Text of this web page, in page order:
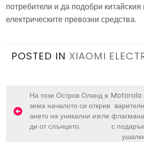
потребители и да подобри
електрическите превозни средства.
POSTED IN XIAOMI
o
На този Остров Оланд в
зема началото си открив
ането на уникални изгле
ди от слънцето.
Motorola
с